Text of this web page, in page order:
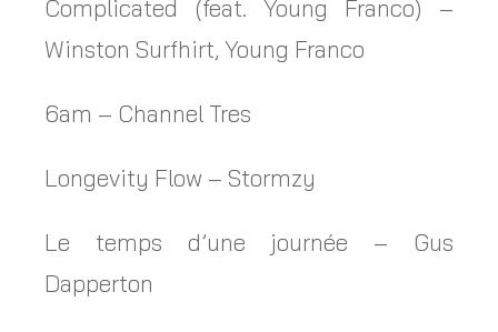
Complicated (feat. Young Franco) –
Winston Surfhirt, Young Franco
6am – Channel Tres
Longevity Flow – Stormzy
Le temps d’une journée – Gus
Dapperton